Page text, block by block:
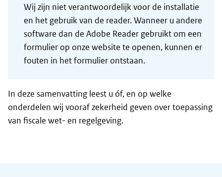
Wij zijn niet verantwoordelijk voor de installatie
en het gebruik van de reader. Wanneer u andere
software dan de Adobe Reader gebruikt om een
formulier op onze website te openen, kunnen er
fouten in het formulier ontstaan.
In deze samenvatting leest u óf, en op welke
onderdelen wij vooraf zekerheid geven over toepassing
van fiscale wet- en regelgeving.